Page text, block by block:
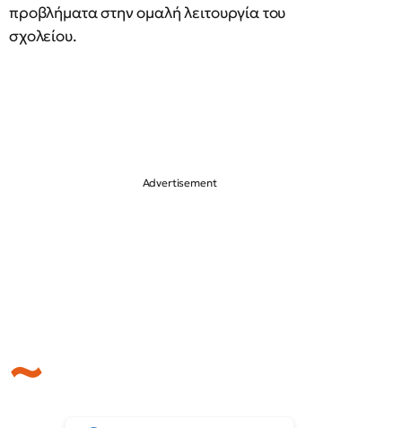
προβλήματα στην ομαλή λειτουργία του
σχολείου.